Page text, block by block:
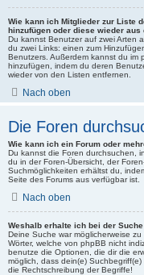
Wie kann ich Mitglieder zur Liste
hinzufügen oder diese wieder aus
Du kannst Benutzer auf zwei Arten
du zwei Links: einen zum
Benutzers. Außerdem kannst du im
hinzufügen, indem du deren
wieder von den Listen entfernen.
Nach oben
Die Foren
Wie kann ich ein Forum oder
Du kannst die Foren durchsuchen,
du in der Foren-Übersicht, der
Suchmöglichkeiten erhältst du,
Seite des Forums aus verfügbar ist.
Nach oben
Weshalb erhalte ich bei der
Deine Suche war möglicherweise
Wörter, welche von phpBB nicht
benutze die Optionen, die dir die
möglich, dass dein(e)
die Rechtschreibung der Begriffe!